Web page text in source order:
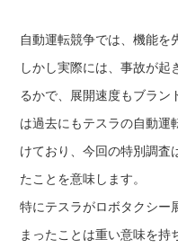
自動運転競争では、機能を
しかし実際には、事故が
るかで、展開速度もブラン
は過去にもテスラの自動運
けており、今回の特別調査
たことを意味します。
特にテスラがロボタクシー
まったことは重い意味を持